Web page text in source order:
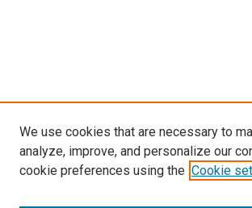
We use cookies that are necessary to
analyze, improve, and personalize our
cookie preferences using the Cookie